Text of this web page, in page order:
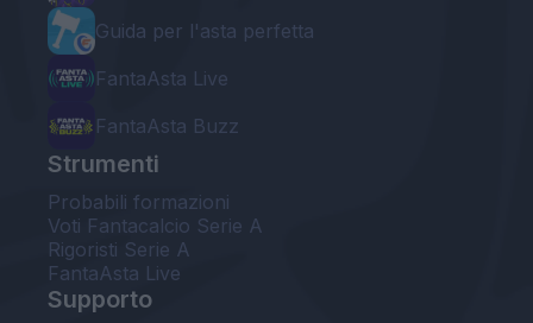
Guida per l'asta perfetta
FantaAsta Live
FantaAsta Buzz
Strumenti
Probabili formazioni
Voti Fantacalcio Serie A
Rigoristi Serie A
FantaAsta Live
Supporto